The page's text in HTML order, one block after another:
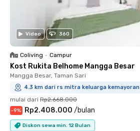
Video 360
Coliving • Campur
Kost Rukita Belhome Mangga Besar
Mangga Besar, Taman Sari
4.3 km dari rs mitra keluarga kemayoran
mulai dari Rp2.668.000
-9% Rp2.408.000 /bulan
Diskon sewa min. 12 Bulan